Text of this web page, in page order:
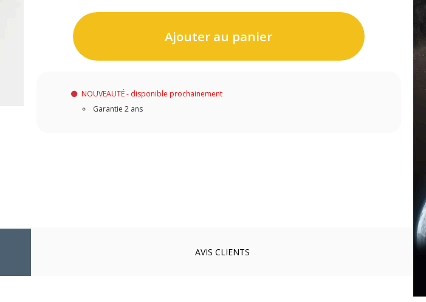
Ajouter au panier
NOUVEAUTÉ - disponible prochainement
Garantie 2 ans
AVIS CLIENTS